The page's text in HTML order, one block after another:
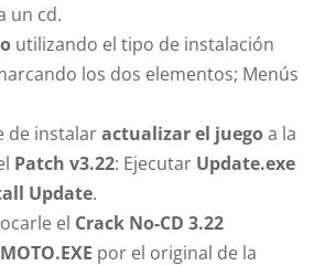
un cd.
utilizando el tipo de instalación
los dos elementos; Menús
de instalaractualizar el juegoa la
Patch v3.22: Ejecutar Update.exe
Update.
el Crack No-CD 3.22
MOTO.EXE por el original de la